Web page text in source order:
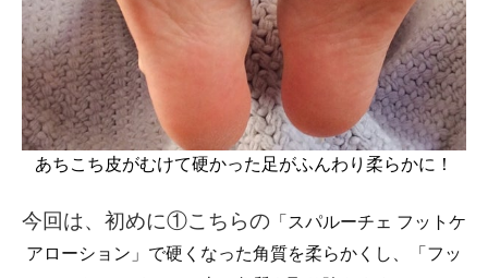
あちこち皮がむけて硬かった足がふんわり柔らかに！
今回は、初めに①こちらの 「スパルーチェ フットケ
アローション」で硬くなった角質を柔らかくし、
「フッ